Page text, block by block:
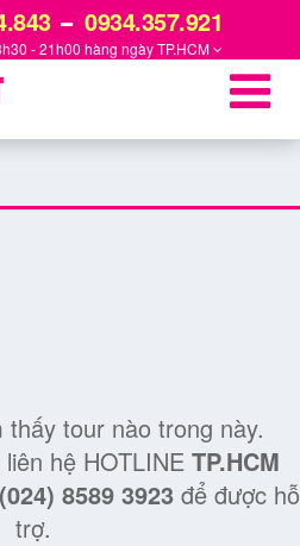
0934.357.921
- 21h00 hàng ngàyTP.HCM
tour nào trong này.
hệ HOTLINE TP.HCM
8589 3923để được hỗ
trợ.